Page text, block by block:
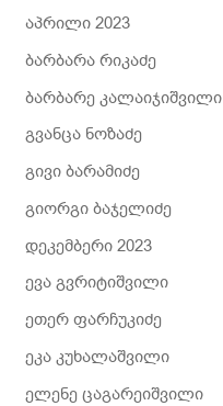
აპრილი 2023
ბარბარა რიკაძე
ბარბარე კალაიჯიშვილი
გვანცა ნოზაძე
გივი ბარამიძე
გიორგი ბაჯელიძე
დეკემბერი 2023
ევა გვრიტიშვილი
ეთერ ფარჩუკიძე
ეკა კუხალაშვილი
ელენე ცაგარეიშვილი